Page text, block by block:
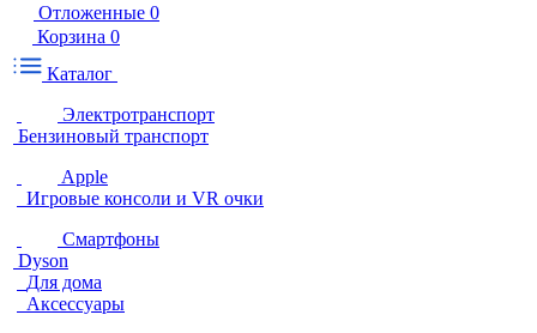
Отложенные 0
Корзина 0
Каталог
Электротранспорт
Бензиновый транспорт
Apple
Игровые консоли и VR очки
Смартфоны
Dyson
Для дома
Аксессуары